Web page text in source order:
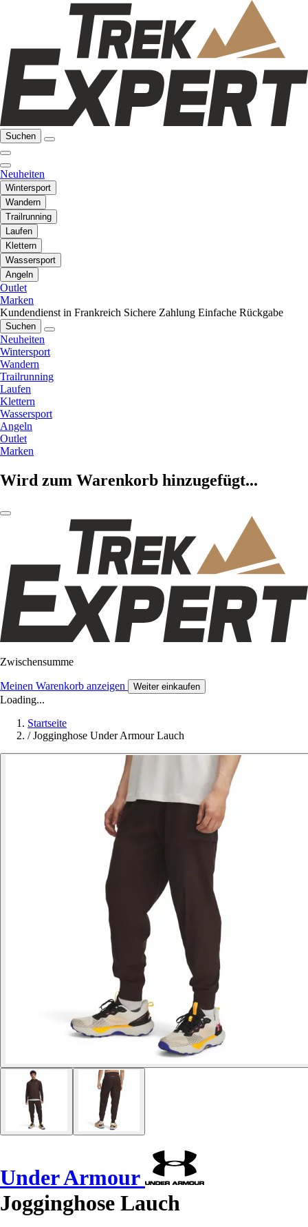
Suchen
Neuheiten
Wintersport
Wandern
Trailrunning
Laufen
Klettern
Wassersport
Angeln
Outlet
Marken
Kundendienst in Frankreich Sichere Zahlung Einfache Rückgabe
Suchen
Neuheiten
Wintersport
Wandern
Trailrunning
Laufen
Klettern
Wassersport
Angeln
Outlet
Marken
Wird zum Warenkorb hinzugefügt...
Zwischensumme
Meinen Warenkorb anzeigen Weiter einkaufen
Loading...
Startseite
/ Jogginghose Under Armour Lauch
Under Armour
Jogginghose Lauch